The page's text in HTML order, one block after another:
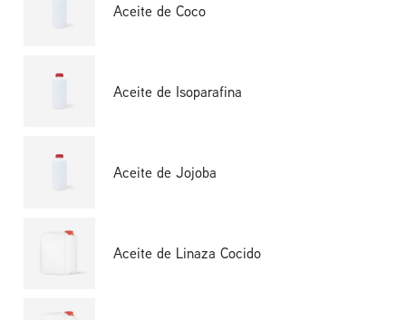
Aceite de Coco
Aceite de Isoparafina
Aceite de Jojoba
Aceite de Linaza Cocido